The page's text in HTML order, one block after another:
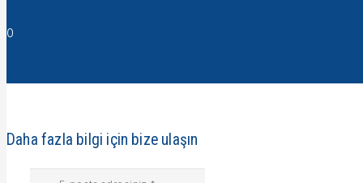
0
Daha fazla bilgi için bize ulaşın